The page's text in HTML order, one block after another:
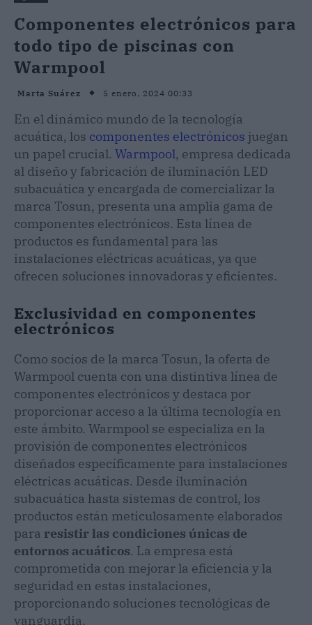
Componentes electrónicos para
todo tipo de piscinas con
Warmpool
Marta Suárez 5 enero, 2024 00:33
En el dinámico mundo de la tecnología
acuática, los componentes electrónicos juegan
un papel crucial. Warmpool, empresa dedicada
al diseño y fabricación de iluminación LED
subacuática y encargada de comercializar la
marca Tosun, presenta una amplia gama de
componentes electrónicos. Esta línea de
productos es fundamental para las
instalaciones eléctricas acuáticas, ya que
ofrecen soluciones innovadoras y eficientes.
Exclusividad en componentes
electrónicos
Como socios de la marca Tosun, la oferta de
Warmpool cuenta con una distintiva línea de
componentes electrónicos y destaca por
proporcionar acceso a la última tecnología en
este ámbito. Warmpool se especializa en la
provisión de componentes electrónicos
diseñados específicamente para instalaciones
eléctricas acuáticas. Desde iluminación
subacuática hasta sistemas de control, los
productos están meticulosamente elaborados
para resistir las condiciones únicas de
entornos acuáticos. La empresa está
comprometida con mejorar la eficiencia y la
seguridad en estas instalaciones,
proporcionando soluciones tecnológicas de
vanguardia.